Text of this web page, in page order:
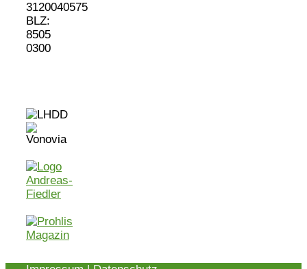
3120040575
BLZ:
8505
0300